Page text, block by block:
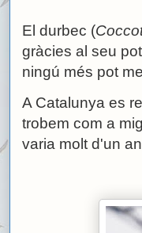
El durbec (
gràcies al seu
ningú més pot
A Catalunya es
trobem com a
varia molt d'un